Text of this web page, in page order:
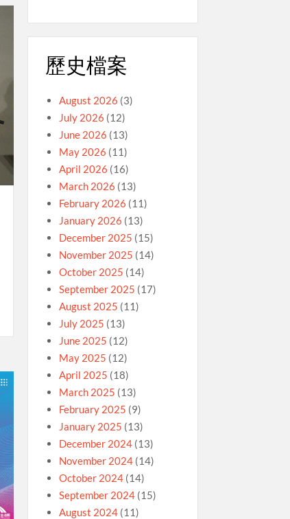
歷史檔案
August 2026 (3)
July 2026 (12)
June 2026 (13)
May 2026 (11)
April 2026 (16)
March 2026 (13)
February 2026 (11)
January 2026 (13)
December 2025 (15)
November 2025 (14)
October 2025 (14)
September 2025 (17)
August 2025 (11)
July 2025 (13)
June 2025 (12)
May 2025 (12)
April 2025 (18)
March 2025 (13)
February 2025 (9)
January 2025 (13)
December 2024(13)
November 2024(14)
October 2024(14)
September 2024(15)
August 2024(11)